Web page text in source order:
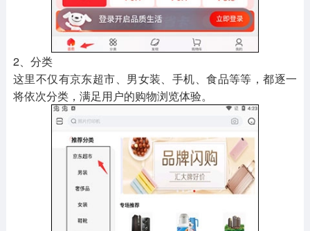
2、分类
这里不仅有京东超市、男女装、手机、食品等等，都逐一
将依次分类，满足用户的购物浏览体验。